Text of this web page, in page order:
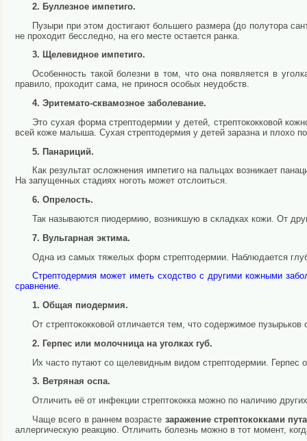
2. Буллезное импетиго.
Пузыри при этом достигают большего размера (до полутора
не проходит бесследно, на его месте остается ранка.
3. Щелевидное импетиго.
Особенность такой болезни в том, что она появляется в
правило, проходит сама, не принося особых неудобств.
4. Эритемато-сквамозное заболевание.
Это сухая форма стрептодермии у детей, стрептококковой
всей коже малыша. Сухая стрептодермия у детей заразна и плохо
5. Панариций.
Как результат осложнения импетиго на пальцах возникает
На запущенных стадиях ноготь может отслоиться.
6. Опрелость.
Так называются пиодермию, возникшую в складках кожи. От
7. Вульгарная эктима.
Одна из самых тяжелых форм стрептодермии. Наблюдается
Стрептодермия может иметь сходство с другими кожными
сравнение.
1. Общая пиодермия.
От стрептококковой отличается тем, что содержимое
2. Герпес или молочница на уголках губ.
Их часто путают со щелевидным видом стрептодермии.
3. Ветряная оспа.
Отличить её от инфекции стрептококка можно по наличию
Чаще всего в раннем возрасте заражение стрептококками
аллергическую реакцию. Отличить болезнь можно в тот момент,